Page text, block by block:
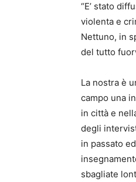
“E’ stato
violenta e
Nettuno, in
del tutto
La nostra è
campo una
in città e
degli
in passato
sbagliate